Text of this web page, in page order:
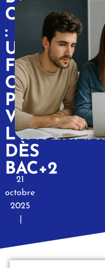
CI
:
UNE
CONCRÈTE
POUR
VISER
DÈS
BAC+2
21
octobre
2025